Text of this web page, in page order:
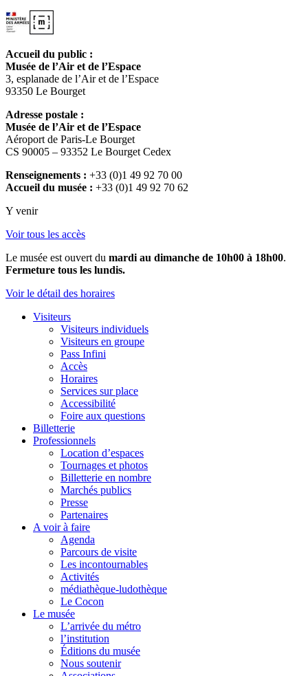
Accueil du public :
Musée de l’Air et de l’Espace
3, esplanade de l’Air et de l’Espace
93350 Le Bourget
Adresse postale :
Musée de l’Air et de l’Espace
Aéroport de Paris-Le Bourget
CS 90005 – 93352 Le Bourget Cedex
Renseignements : +33 (0)1 49 92 70 00
Accueil du musée : +33 (0)1 49 92 70 62
Y venir
Voir tous les accès
Le musée est ouvert du mardi au dimanche de 10h00 à 18h00.
Fermeture tous les lundis.
Voir le détail des horaires
Visiteurs
Visiteurs individuels
Visiteurs en groupe
Pass Infini
Accès
Horaires
Services sur place
Accessibilité
Foire aux questions
Billetterie
Professionnels
Location d’espaces
Tournages et photos
Billetterie en nombre
Marchés publics
Presse
Partenaires
A voir à faire
Agenda
Parcours de visite
Les incontournables
Activités
médiathèque-ludothèque
Le Cocon
Le musée
L’arrivée du métro
l’institution
Éditions du musée
Nous soutenir